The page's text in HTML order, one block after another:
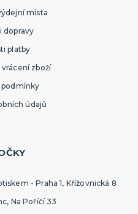
místa
dopravy
platby
zboží
údajů
- Praha 1, Křížovnická 8
Na Poříčí 33